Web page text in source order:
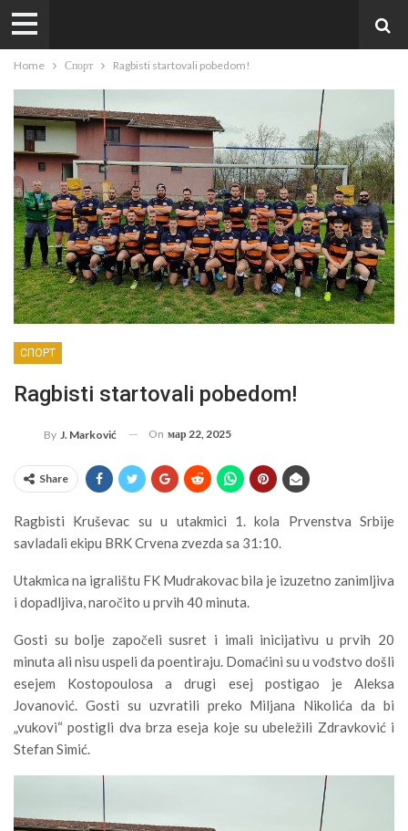
Home Спорт Ragbisti startovali pobedom!
СПОРТ
Ragbisti startovali pobedom!
By J. Marković On мар 22, 2025
Share
Ragbisti Kruševac su u utakmici 1. kola Prvenstva Srbije
savladali ekipu BRK Crvena zvezda sa 31:10.
Utakmica na igralištu FK Mudrakovac bila je izuzetno zanimljiva
i dopadljiva, naročito u prvih 40 minuta.
Gosti su bolje započeli susret i imali inicijativu u prvih 20
minuta ali nisu uspeli da poentiraju. Domaćini su u vođstvo došli
esejem Kostopoulosa a drugi esej postigao je Aleksa
Jovanović. Gosti su uzvratili preko Miljana Nikolića da bi
„vukovi“ postigli dva brza eseja koje su ubeležili Zdravković i
Stefan Simić.